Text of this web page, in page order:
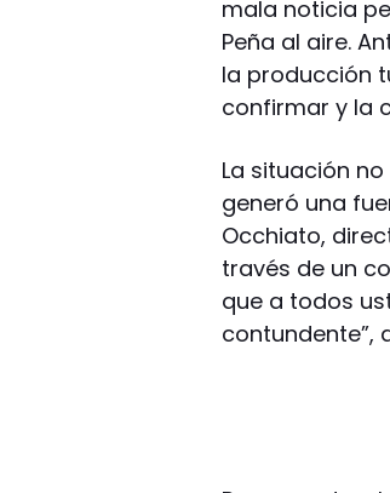
mala noticia
Peña al aire.
la producción
confirmar y la
La situación
generó una
Occhiato,
través de un
que a todos
contundente”,